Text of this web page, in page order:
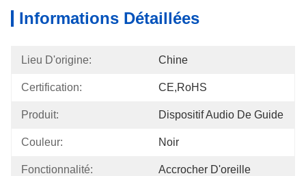
Informations Détaillées
Lieu D'origine: Chine
Certification: CE,RoHS
Produit: Dispositif Audio De Guide
Couleur: Noir
Fonctionnalité: Accrocher D'oreille